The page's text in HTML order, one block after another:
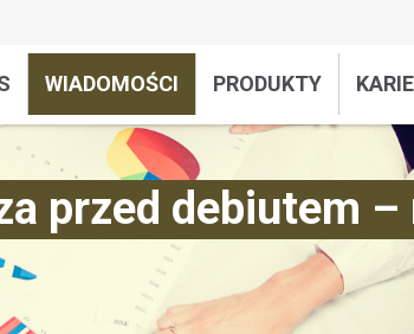
WIADOMOŚCI PRODUKTY
przed debiutem –